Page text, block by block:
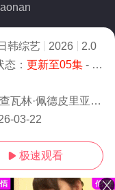
韩综艺 2026
2.0
态： 更新至05集- 免费在线观看
里亚旺,李永钦,皮塔亚·萨丘安,塔湾·维弘可塔纳,瓦
03-22
 极速观看